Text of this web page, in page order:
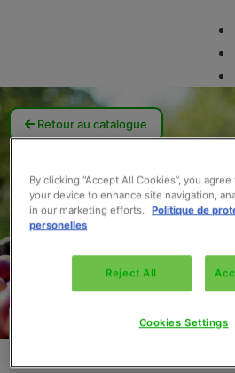
Retour au catalogue
By clicking “Accept All Cookies”, you
your device to enhance site navigation,
in our marketing efforts. Politique de
personelles
Reject All
Cookies Settings